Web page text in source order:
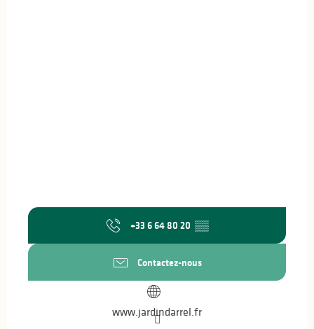
+33 6 64 80 20 ▒▒
Contactez-nous
www.jardindarrel.fr